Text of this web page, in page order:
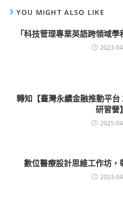
YOU MIGHT ALSO LIKE
「科技管理專業英語跨領域
2023-
轉知【臺灣永續金融推動平
研習營】
2025-
數位醫療設計思維工作坊
2023-